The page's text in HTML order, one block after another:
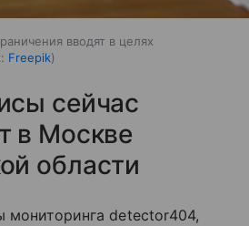
вводят в целях
Freepik
сейчас
в Москве
области
detector404,